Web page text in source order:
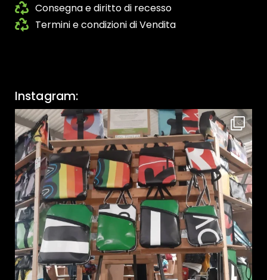
Consegna e diritto di recesso
Termini e condizioni di Vendita
Instagram: